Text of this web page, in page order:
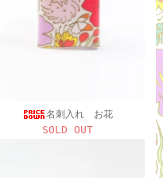
名刺入れ お花
SOLD OUT